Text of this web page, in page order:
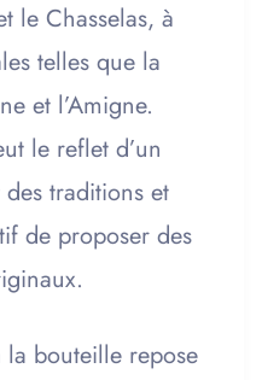
le Chasselas, à
telles que la
et l’Amigne.
le reflet d’un
traditions et
de proposer des
bouteille repose